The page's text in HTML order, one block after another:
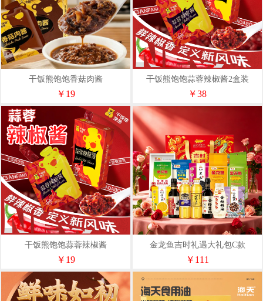
干饭熊饱饱香菇肉酱
￥19
干饭熊饱饱蒜蓉辣椒酱2盒装
￥38
干饭熊饱饱蒜蓉辣椒酱
￥19
金龙鱼吉时礼遇大礼包C款
￥111